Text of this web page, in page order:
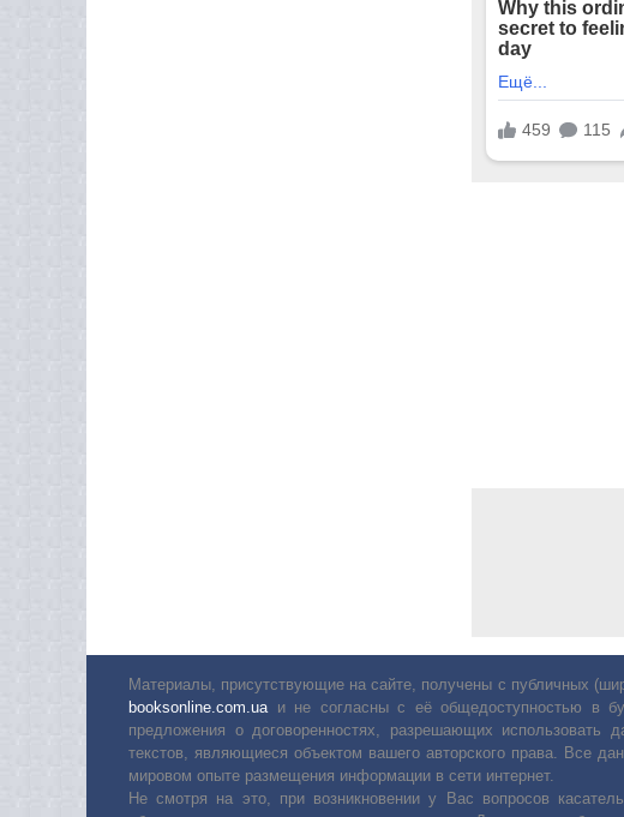
Материалы, присутствующие на сайте, получены с публичных
booksonline.com.ua и не согласны с её общедоступностью в
предложения о договоренностях, разрешающих использовать
текстов, являющиеся объектом вашего авторского права. Все
мировом опыте размещения информации в сети интернет.
Не смотря на это, при возникновении у Вас вопросов